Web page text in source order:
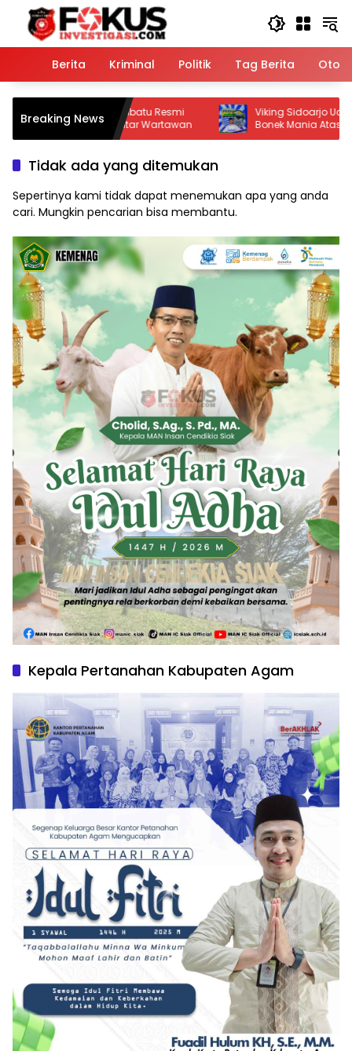
Langsung
konten
HomeBerita Kriminal Politik Tag Berita
Breaking News
Jaya Labuhanbatu Resmi
Catur Antar Wartawan
Viking Sidoarjo Ucapkan
Bonek Mania Atas Persebaya
Presiden 2026
Tidak ada yang ditemukan
Sepertinya kami tidak dapat menemukan apa yang anda
cari. Mungkin pencarian bisa membantu.
Kepala Pertanahan Kabupaten Agam